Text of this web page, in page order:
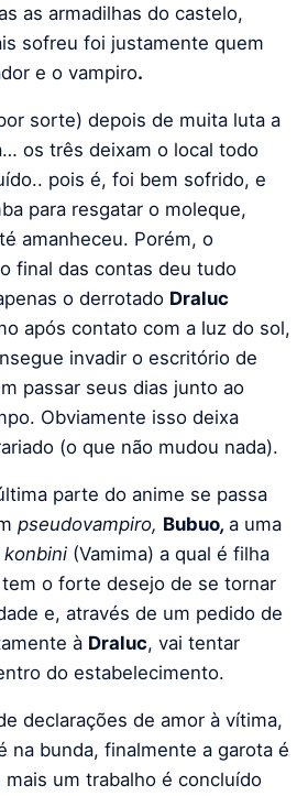
as armadilhas do castelo,
sofreu foi justamente quem
e o vampiro.
sorte) depois de muita luta a
os três deixam o local todo
pois é, foi bem sofrido, e
para resgatar o moleque,
amanheceu. Porém, o
final das contas deu tudo
o derrotado Draluc
após contato com a luz do sol,
invadir o escritório de
passar seus dias junto ao
Obviamente isso deixa
(o que não mudou nada).
parte do anime se passa
pseudovampiro, Bubuo, a uma
konbini (Vamima) a qual é filha
tem o forte desejo de se tornar
e, através de um pedido de
à Draluc, vai tentar
do estabelecimento.
declarações de amor à vítima,
na bunda, finalmente a garota é
mais um trabalho é concluído